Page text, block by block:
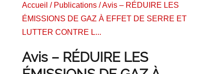
Accueil / Publications/ Avis – RÉDUIRE LES
ÉMISSIONS DE GAZ À EFFET DE SERRE ET
LUTTER CONTRE L...
Avis – RÉDUIRE LES